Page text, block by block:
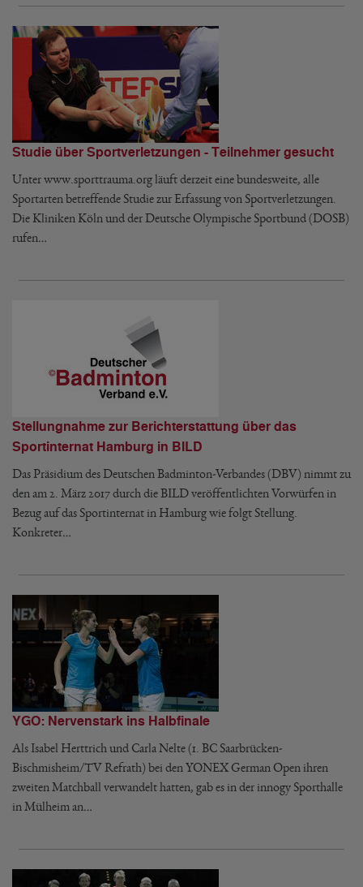
Studie über Sportverletzungen - Teilnehmer gesucht
Unter www.sporttrauma.org läuft derzeit eine bundesweite, alle
Sportarten betreffende Studie zur Erfassung von Sportverletzungen.
Die Kliniken Köln und der Deutsche Olympische Sportbund (DOSB)
rufen…
Stellungnahme zur Berichterstattung über das
Sportinternat Hamburg in BILD
Das Präsidium des Deutschen Badminton-Verbandes (DBV) nimmt zu
den am 2. März 2017 durch die BILD veröffentlichten Vorwürfen in
Bezug auf das Sportinternat in Hamburg wie folgt Stellung.
Konkreter…
YGO: Nervenstark ins Halbfinale
Als Isabel Herttrich und Carla Nelte (1. BC Saarbrücken-
Bischmisheim/TV Refrath) bei den YONEX German Open ihren
zweiten Matchball verwandelt hatten, gab es in der innogy Sporthalle
in Mülheim an…